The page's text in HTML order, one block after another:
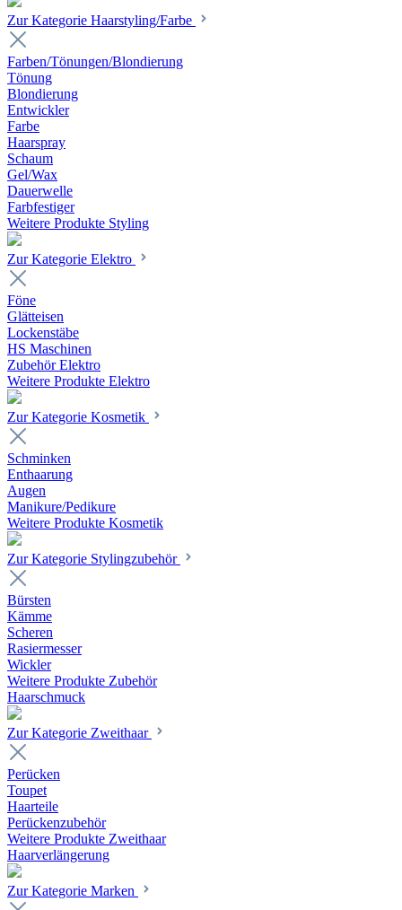
Zur Kategorie Haarstyling/Farbe
Farben/Tönungen/Blondierung
Tönung
Blondierung
Entwickler
Farbe
Haarspray
Schaum
Gel/Wax
Dauerwelle
Farbfestiger
Weitere Produkte Styling
Zur Kategorie Elektro
Föne
Glätteisen
Lockenstäbe
HS Maschinen
Zubehör Elektro
Weitere Produkte Elektro
Zur Kategorie Kosmetik
Schminken
Enthaarung
Augen
Manikure/Pedikure
Weitere Produkte Kosmetik
Zur Kategorie Stylingzubehör
Bürsten
Kämme
Scheren
Rasiermesser
Wickler
Weitere Produkte Zubehör
Haarschmuck
Zur Kategorie Zweithaar
Perücken
Toupet
Haarteile
Perückenzubehör
Weitere Produkte Zweithaar
Haarverlängerung
Zur Kategorie Marken